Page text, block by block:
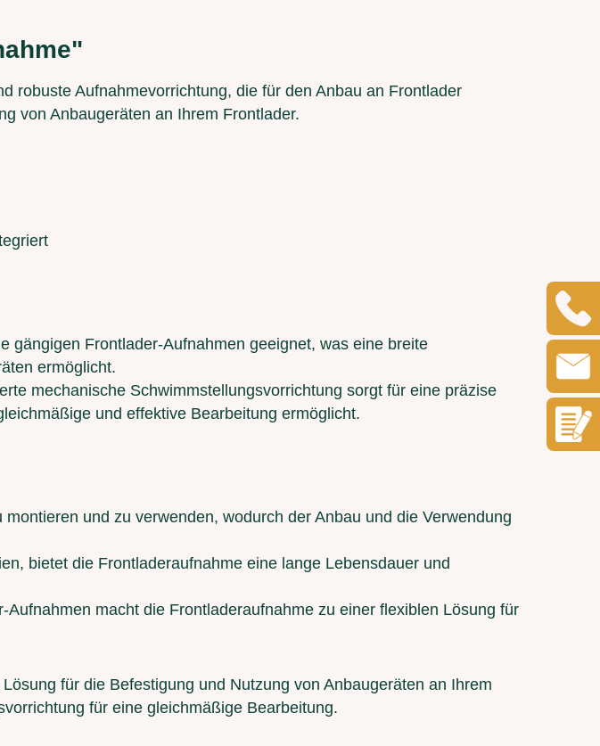
robuste Aufnahmevorrichtung, die für den Anbau an Frontlader
von Anbaugeräten an Ihrem Frontlader.
gängigen Frontlader-Aufnahmen geeignet, was eine breite
ermöglicht.
mechanische Schwimmstellungsvorrichtung sorgt für eine präzise
und effektive Bearbeitung ermöglicht.
und zu verwenden, wodurch der Anbau und die Verwendung
bietet die Frontladeraufnahme eine lange Lebensdauer und
macht die Frontladeraufnahme zu einer flexiblen Lösung für
für die Befestigung und Nutzung von Anbaugeräten an Ihrem
für eine gleichmäßige Bearbeitung.